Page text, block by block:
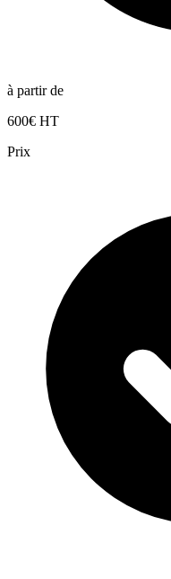
à partir de
600€ HT
Prix